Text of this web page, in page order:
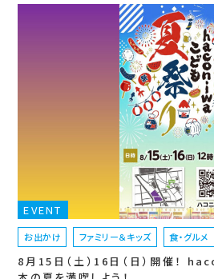
EVENT
お出かけ ファミリー＆キッズ 食・グルメ
8月15日（土）16日（日）開催！